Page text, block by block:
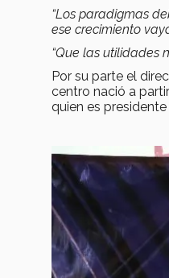
“Los paradigmas
ese crecimiento
“Que las utilidades
Por su parte el
centro nació a
quien es